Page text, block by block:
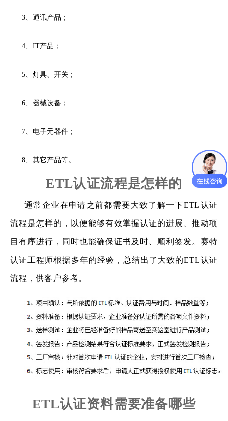
3、通讯产品；
4、IT产品；
5、灯具、开关；
6、器械设备；
7、电子元器件；
8、其它产品等。
ETL认证流程是怎样的
通常企业在申请之前都需要大致了解一下ETL认证
流程是怎样的，以便能够有效掌握认证的进展、推动项
目有序进行，同时也能确保证书及时、顺利签发。赛特
认证工程师根据多年的经验，总结出了大致的ETL认证
流程，供客户参考。
ETL认证资料需要准备哪些